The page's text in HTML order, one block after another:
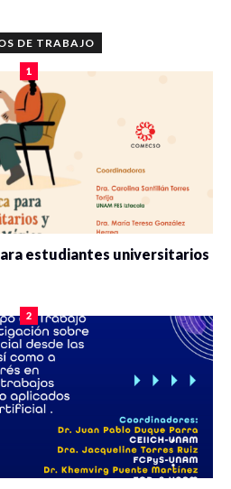
DE TRABAJO
1
estudiantes universitarios
2